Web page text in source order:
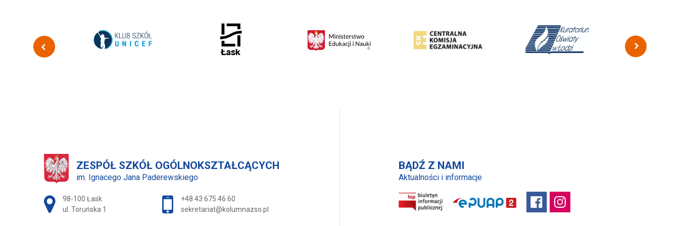
ZESPÓŁ SZKÓŁ OGÓLNOKSZTAŁCĄCYCH
im. Ignacego Jana Paderewskiego
Adres pocztowy:
98-100 Łask
ul. Toruńska 1
+48 43 675 46 60
sekretariat@kolumnazso.pl
BĄDŹ Z NAMI
Aktualności i informacje